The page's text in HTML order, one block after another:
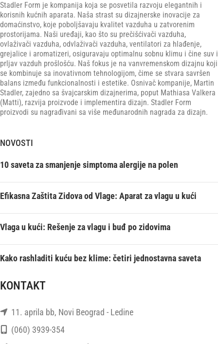
Stadler Form je kompanija koja se posvetila razvoju elegantnih i
korisnih kućnih aparata. Naša strast su dizajnerske inovacije za
domaćinstvo, koje poboljšavaju kvalitet vazduha u zatvorenim
prostorijama. Naši uređaji, kao što su prečišćivači vazduha,
ovlaživači vazduha, odvlaživači vazduha, ventilatori za hlađenje,
grejalice i aromatizeri, osiguravaju optimalnu sobnu klimu i čine suv i
prljav vazduh prošlošću. Naš fokus je na vanvremenskom dizajnu koji
se kombinuje sa inovativnom tehnologijom, čime se stvara savršen
balans između funkcionalnosti i estetike. Osnivač kompanije, Martin
Stadler, zajedno sa švajcarskim dizajnerima, poput Mathiasa Valkera
(Matti), razvija proizvode i implementira dizajn. Stadler Form
proizvodi su nagrađivani sa više međunarodnih nagrada za dizajn.
NOVOSTI
10 saveta za smanjenje simptoma alergije na polen
Efikasna Zaštita Zidova od Vlage: Aparat za vlagu u kući
Vlaga u kući: Rešenje za vlagu i buđ po zidovima
Kako rashladiti kuću bez klime: četiri jednostavna saveta
KONTAKT
11. aprila bb, Novi Beograd - Ledine
(060) 3939-354